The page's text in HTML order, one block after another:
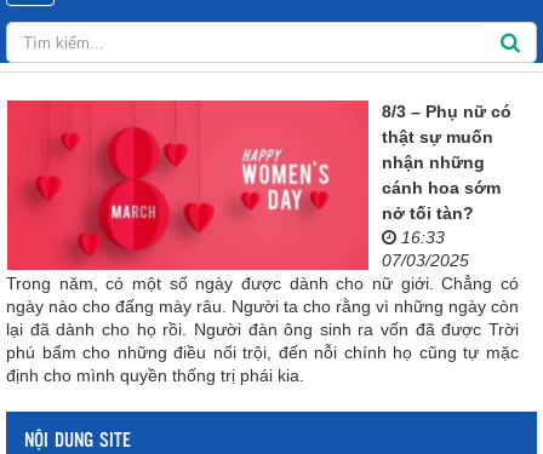
8/3 – Phụ nữ có
thật sự muốn
nhận những
cánh hoa sớm
nở tối tàn?
16:33
07/03/2025
Trong năm, có một số ngày được dành cho nữ giới. Chẳng có
ngày nào cho đấng mày râu. Người ta cho rằng vì những ngày còn
lại đã dành cho họ rồi. Người đàn ông sinh ra vốn đã được Trời
phú bẩm cho những điều nổi trội, đến nỗi chính họ cũng tự mặc
định cho mình quyền thống trị phái kia.
NỘI DUNG SITE